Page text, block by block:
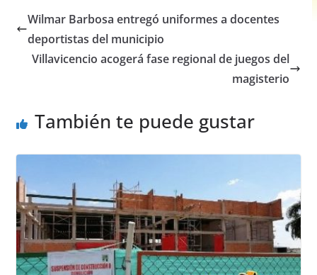
e
b
o
s
A
p
e
n
g
e
Wilmar Barbosa entregó uniformes a docentes
deportistas del municipio
Villavicencio acogerá fase regional de juegos del
magisterio
También te puede gustar